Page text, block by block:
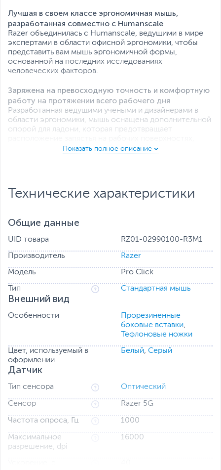
Все характеристики
Лучшая в своем классе эргономичная мышь,
разработанная совместно с Humanscale
Razer объединилась с Humanscale, ведущими в мире
экспертами в области офисной эргономики, чтобы
представить вам мышь эргономичной формы,
основанной на последних исследованиях
человеческих факторов.
Заряжена на превосходную точность и комфортную
работу на протяжении всего рабочего дня
Разработанная ведущими учеными и дизайнерами в
области эргономики, мышь оснащена дополнительной
опорой для ладони, которая предотвращает
снимая напряжение и улучшая положение рук.
отслеживание даже малейших движений мыши и
предоставляет высокий уровень точности,
Увеличенное время автономной работы
Работайте без забот. Заряда аккумулятора хватает на
работу до 400 часов при Bluetooth подключении и до
позволяет вам спокойно работать на протяжении
многих часов.
Технические характеристики
Общие данные
UID товара RZ01-02990100-R3M1
Производитель Razer
Модель Pro Click
Тип Стандартная мышь
Внешний вид
Особенности
Прорезиненные
боковые вставки,
Тефлоновые ножки
Цвет, используемый в
оформлении
Белый, Серый
Датчик
Тип сенсора Оптический
Сенсор Razer 5G
Частота опроса, Гц 1000
Максимальное
разрешение, dpi
16000